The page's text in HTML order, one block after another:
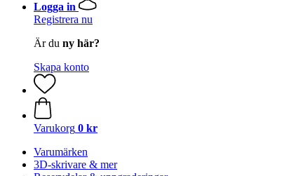
Logga in
Registrera nu
Är du ny här?
Skapa konto
Varukorg 0 kr
Varumärken
3D-skrivare & mer